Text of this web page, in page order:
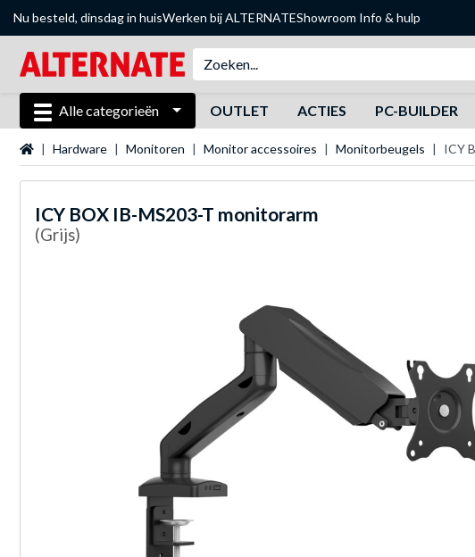
Nu besteld, dinsdag in huisWerken bij ALTERNATEShowroom Info & hulp
Alle categorieën OUTLET ACTIES PC-BUILDER
Startpagina
Hardware Monitoren Monitor accessoires Monitorbeugels ICY
ICY BOX IB-MS203-T monitorarm
(Grijs)